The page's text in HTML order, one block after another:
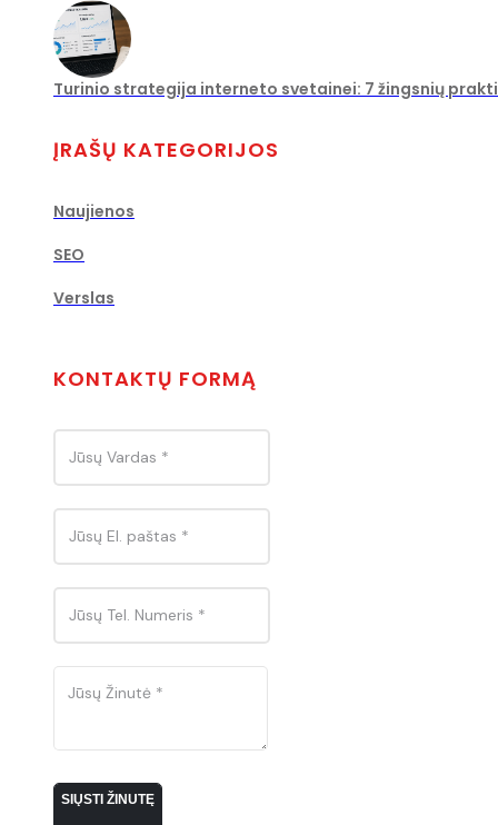
Turinio strategija interneto svetainei: 7 žingsnių
ĮRAŠŲ KATEGORIJOS
Naujienos
SEO
Verslas
KONTAKTŲ FORMĄ
SIŲSTI ŽINUTĘ